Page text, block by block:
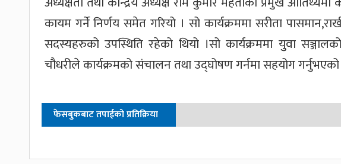
कायम गर्ने निर्णय समेत गरियो । सो कार्यक्रममा सरीता
सदस्यहरुको उपस्थिति रहेको थियो ।सो कार्यक्रममा युुवा
चौधरीले कार्यक्रमको संचालन तथा उद्घोषण गर्नमा सहयोग गर्नुभएको
फेसबुकबाट तपाईको प्रतिक्रिया